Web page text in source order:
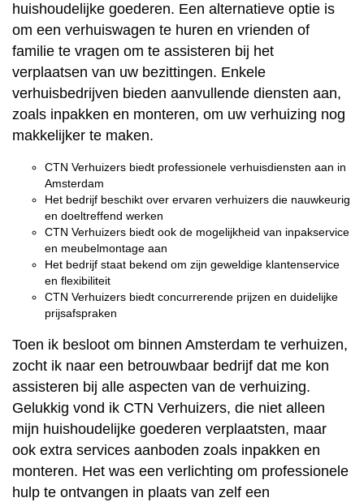
huishoudelijke goederen. Een alternatieve optie is
om een verhuiswagen te huren en vrienden of
familie te vragen om te assisteren bij het
verplaatsen van uw bezittingen. Enkele
verhuisbedrijven bieden aanvullende diensten aan,
zoals inpakken en monteren, om uw verhuizing nog
makkelijker te maken.
CTN Verhuizers biedt professionele verhuisdiensten aan in
Amsterdam
Het bedrijf beschikt over ervaren verhuizers die nauwkeurig
en doeltreffend werken
CTN Verhuizers biedt ook de mogelijkheid van inpakservice
en meubelmontage aan
Het bedrijf staat bekend om zijn geweldige klantenservice
en flexibiliteit
CTN Verhuizers biedt concurrerende prijzen en duidelijke
prijsafspraken
Toen ik besloot om binnen Amsterdam te verhuizen,
zocht ik naar een betrouwbaar bedrijf dat me kon
assisteren bij alle aspecten van de verhuizing.
Gelukkig vond ik CTN Verhuizers, die niet alleen
mijn huishoudelijke goederen verplaatsten, maar
ook extra services aanboden zoals inpakken en
monteren. Het was een verlichting om professionele
hulp te ontvangen in plaats van zelf een